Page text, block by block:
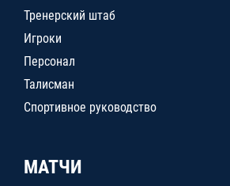
Тренерский штаб
Игроки
Персонал
Талисман
Спортивное руководство
МАТЧИ